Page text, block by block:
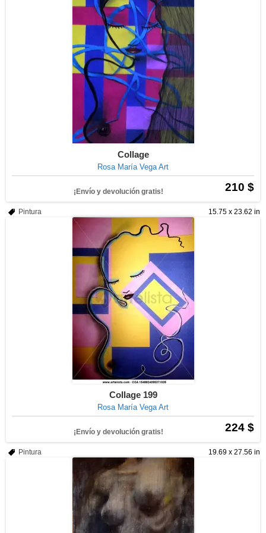
Collage
Rosa María Vega Art
210 $
¡Envío y devolución gratis!
15.75 x 23.62 in
Pintura
Collage 199
Rosa María Vega Art
224 $
¡Envío y devolución gratis!
19.69 x 27.56 in
Pintura